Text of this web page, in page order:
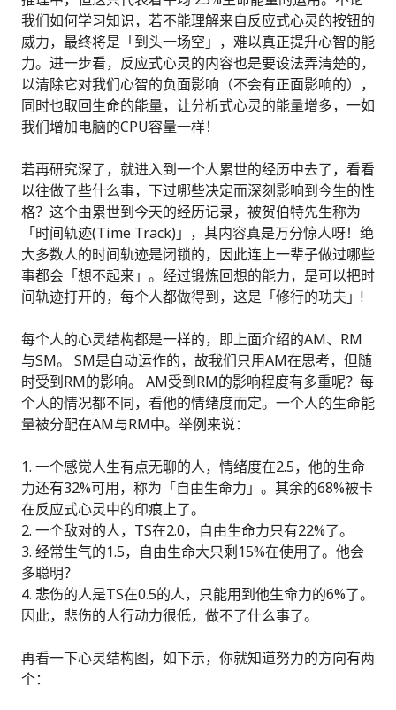
我们如何学习知识，若不能理解来自反应式心灵的按钮的
威力，最终将是「到头一场空」，难以真正提升心智的能
力。进一步看，反应式心灵的内容也是要设法弄清楚的，
以清除它对我们心智的负面影响（不会有正面影响的），
同时也取回生命的能量，让分析式心灵的能量增多，一如
我们增加电脑的CPU容量一样！
若再研究深了，就进入到一个人累世的经历中去了，看看
以往做了些什么事，下过哪些决定而深刻影响到今生的性
格？这个由累世到今天的经历记录，被贺伯特先生称为
「时间轨迹(Time Track)」，其内容真是万分惊人呀！绝
大多数人的时间轨迹是闭锁的，因此连上一辈子做过哪些
事都会「想不起来」。经过锻炼回想的能力，是可以把时
间轨迹打开的，每个人都做得到，这是「修行的功夫」!
每个人的心灵结构都是一样的，即上面介绍的AM、RM
与SM。 SM是自动运作的，故我们只用AM在思考，但随
时受到RM的影响。 AM受到RM的影响程度有多重呢？每
个人的情况都不同，看他的情绪度而定。一个人的生命能
量被分配在AM与RM中。举例来说：
一个感觉人生有点无聊的人，情绪度在2.5，他的生命
力还有32%可用，称为「自由生命力」。其余的68%被卡
在反应式心灵中的印痕上了。
一个敌对的人，TS在2.0，自由生命力只有22%了。
经常生气的1.5，自由生命大只剩15%在使用了。他会
多聪明？
悲伤的人是TS在0.5的人，只能用到他生命力的6%了。
因此，悲伤的人行动力很低，做不了什么事了。
再看一下心灵结构图，如下示，你就知道努力的方向有两
个：